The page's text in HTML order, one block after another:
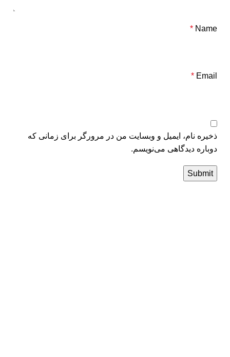
Name
*
Email
*
ذخیره نام، ایمیل و وبسایت من در مرورگر برای زمانی که
دوباره دیدگاهی می‌نویسم.